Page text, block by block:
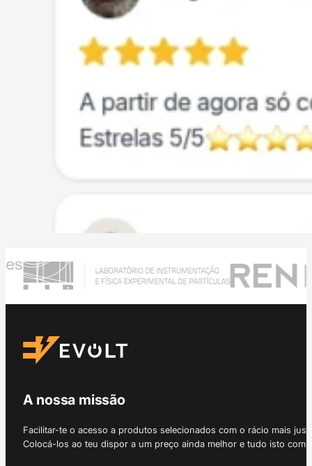
A nossa missão
Facilitar-te o acesso a produtos selecionados com o rácio mais
Colocá-los ao teu dispor a um preço ainda melhor e tudo isto